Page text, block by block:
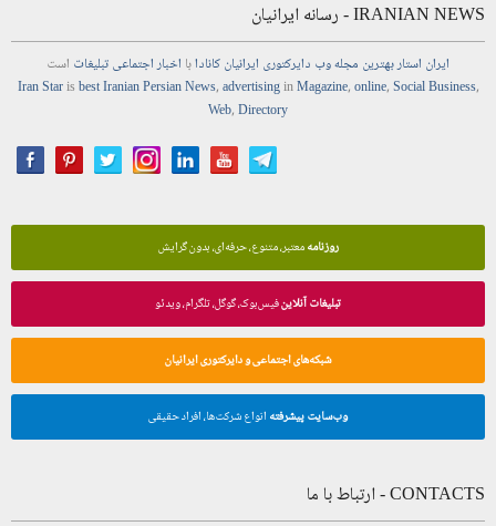
IRANIAN NEWS - رسانه ایرانیان
ایران استاربهترین مجلهوب دایرکتوری ایرانیان کانادابا اخباراجتماعیتبلیغات است
Iran Starisbest Iranian PersianNews,advertisinginMagazine,online,Social Business,
Web,Directory
روزنامهمعتبر، متنوع، حرفه‌ای، بدون گرایش
تبلیغات آنلاینفیس‌بوک، گوگل، تلگرام، ویدئو
شبکه‌های اجتماعی و دایرکتوری ایرانیان
وب‌سایت پیشرفته انواع شرکت‌ها، افراد حقیقی
CONTACTS - ارتباط با ما